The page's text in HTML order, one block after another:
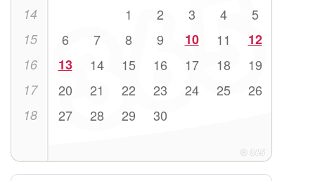
14 1 2 3 4 5
15 6 7 8 9 10 11 12
16 13 14 15 16 17 18 19
17 20 21 22 23 24 25 26
18 27 28 29 30